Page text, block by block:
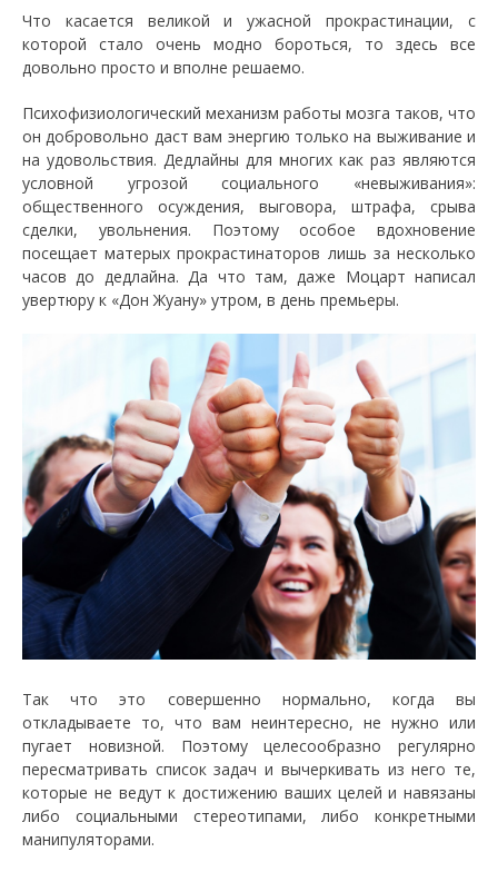
Что касается великой и ужасной прокрастинации, с
которой стало очень модно бороться, то здесь все
довольно просто и вполне решаемо.
Психофизиологический механизм работы мозга таков, что
он добровольно даст вам энергию только на выживание и
на удовольствия. Дедлайны для многих как раз являются
условной угрозой социального «невыживания»:
общественного осуждения, выговора, штрафа, срыва
сделки, увольнения. Поэтому особое вдохновение
посещает матерых прокрастинаторов лишь за несколько
часов до дедлайна. Да что там, даже Моцарт написал
увертюру к «Дон Жуану» утром, в день премьеры.
Так что это совершенно нормально, когда вы
откладываете то, что вам неинтересно, не нужно или
пугает новизной. Поэтому целесообразно регулярно
пересматривать список задач и вычеркивать из него те,
которые не ведут к достижению ваших целей и навязаны
либо социальными стереотипами, либо конкретными
манипуляторами.